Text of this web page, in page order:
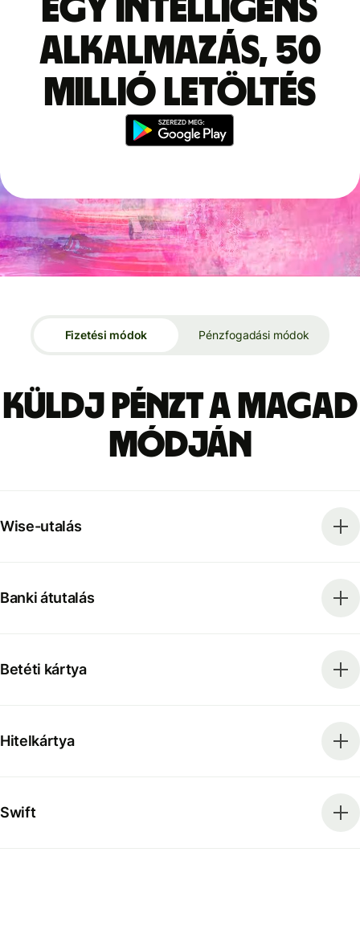
Egy intelligens
alkalmazás, 50
millió letöltés
Fizetési módok Pénzfogadási módok
Küldj pénzt a magad
módján
Wise-utalás
Banki átutalás
Betéti kártya
Hitelkártya
Swift